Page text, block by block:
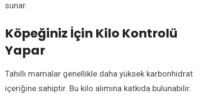
sunar.
Köpeğiniz İçin Kilo Kontrolü
Yapar
Tahıllı mamalar genellikle daha yüksek karbonhidrat
içeriğine sahiptir. Bu kilo alımına katkıda bulunabilir.